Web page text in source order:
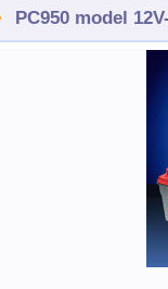
PC950 model